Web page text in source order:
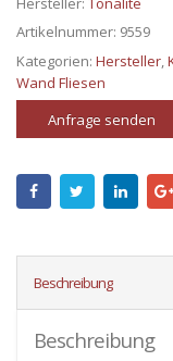
Artikelnummer: 9559
Kategorien: Hersteller
Wand Fliesen
Anfrage senden
Beschreibung
Beschreibung